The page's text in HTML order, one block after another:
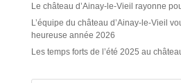
Le château d’Ainay-le-Vieil rayonne
L’équipe du château d’Ainay-le-Vieil
heureuse année 2026
Les temps forts de l’été 2025 au